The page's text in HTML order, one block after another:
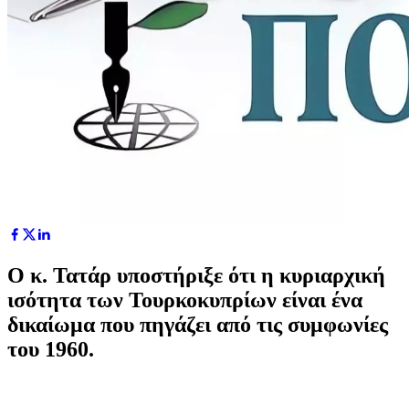
Ο κ. Τατάρ υποστήριξε ότι η κυριαρχική
ισότητα των Τουρκοκυπρίων είναι ένα
δικαίωμα που πηγάζει από τις συμφωνίες
του 1960.